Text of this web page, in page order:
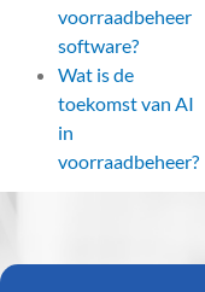
voorraadbeheer
software?
Wat is de
toekomst van AI
in
voorraadbeheer?